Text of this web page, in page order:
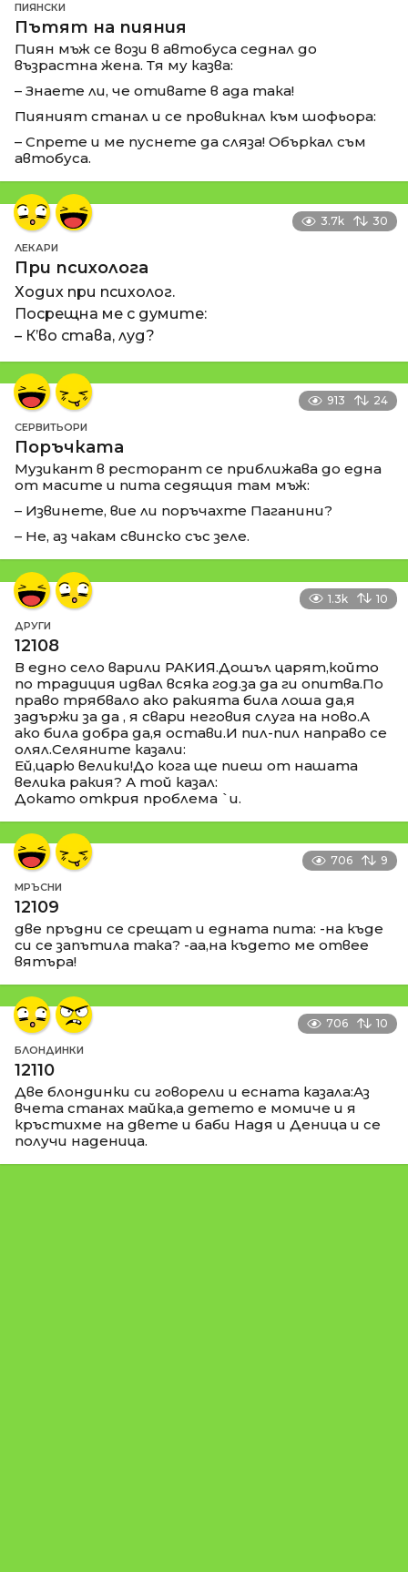
ПИЯНСКИ
Пътят на пияния
Пиян мъж се вози в автобуса седнал до
възрастна жена. Тя му казва:
– Знаете ли, че отивате в ада така!
Пияният станал и се провикнал към шофьора:
– Спрете и ме пуснете да сляза! Объркал съм
автобуса.
3.7k 30
ЛЕКАРИ
При психолога
Ходих при психолог.
Посрещна ме с думите:
– К’во става, луд?
913 24
СЕРВИТЬОРИ
Поръчката
Музикант в ресторант се приближава до една
от масите и пита седящия там мъж:
– Извинете, вие ли поръчахте Паганини?
– Не, аз чакам свинско със зеле.
1.3k 10
ДРУГИ
12108
В едно село варили РАКИЯ.Дошъл царят,който
по традиция идвал всяка год.за да ги опитва.По
право трябвало ако ракията била лоша да,я
задържи за да , я свари неговия слуга на ново.А
ако била добра да,я остави.И пил-пил направо се
олял.Селяните казали:
Ей,царю велики!До кога ще пиеш от нашата
велика ракия? А той казал:
Докато открия проблема `и.
706 9
МРЪСНИ
12109
две пръдни се срещат и едната пита: -на къде
си се запътила така? -аа,на където ме отвее
вятъра!
706 10
БЛОНДИНКИ
12110
Две блондинки си говорели и есната казала:Аз
вчета станах майка,а детето е момиче и я
кръстихме на двете и баби Надя и Деница и се
получи наденица.